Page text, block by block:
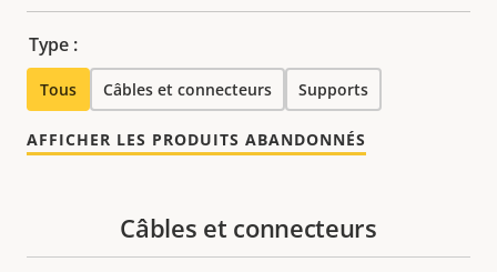
Type :
Tous Câbles et connecteurs Supports
AFFICHER LES PRODUITS ABANDONNÉS
Câbles et connecteurs